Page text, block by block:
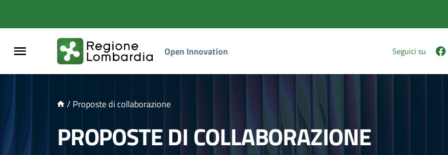
Open Innovation Seguici su
/ Proposte di collaborazione
PROPOSTE DI COLLABORAZIONE